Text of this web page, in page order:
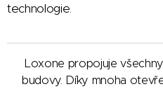
technologie.
Loxone propojuje
budovy. Díky mnoha